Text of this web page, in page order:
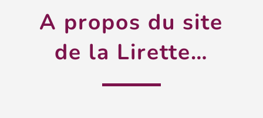
A propos du site
de la Lirette…